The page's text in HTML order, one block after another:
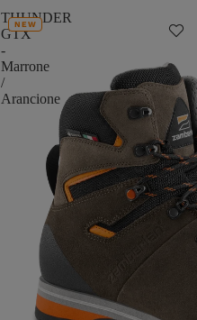
THUNDER
GTX
-
Marrone
/
Arancione
NEW